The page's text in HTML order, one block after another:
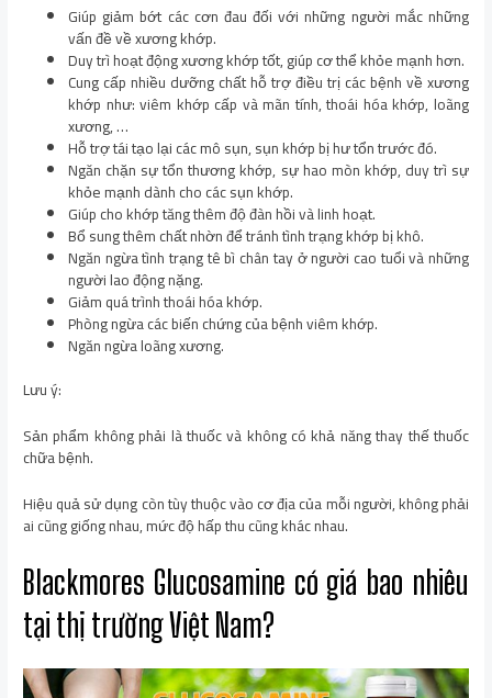
Giúp giảm bớt các cơn đau đối với những người mắc những
vấn đề về xương khớp.
Duy trì hoạt động xương khớp tốt, giúp cơ thể khỏe mạnh hơn.
Cung cấp nhiều dưỡng chất hỗ trợ điều trị các bệnh về xương
khớp như: viêm khớp cấp và mãn tính, thoái hóa khớp, loãng
xương, …
Hỗ trợ tái tạo lại các mô sụn, sụn khớp bị hư tổn trước đó.
Ngăn chặn sự tổn thương khớp, sự hao mòn khớp, duy trì sự
khỏe mạnh dành cho các sụn khớp.
Giúp cho khớp tăng thêm độ đàn hồi và linh hoạt.
Bổ sung thêm chất nhờn để tránh tình trạng khớp bị khô.
Ngăn ngừa tình trạng tê bì chân tay ở người cao tuổi và những
người lao động nặng.
Giảm quá trình thoái hóa khớp.
Phòng ngừa các biến chứng của bệnh viêm khớp.
Ngăn ngừa loãng xương.
Lưu ý:
Sản phẩm không phải là thuốc và không có khả năng thay thế thuốc
chữa bệnh.
Hiệu quả sử dụng còn tùy thuộc vào cơ địa của mỗi người, không phải
ai cũng giống nhau, mức độ hấp thu cũng khác nhau.
Blackmores Glucosamine có giá bao nhiêu
tại thị trường Việt Nam?